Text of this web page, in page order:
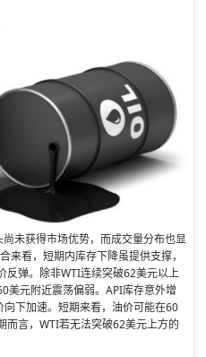
未获得市场优势，而成交量分布也显
来看，短期内库存下降虽提供支撑，
反弹。除非WTI连续突破62美元以上
美元附近震荡偏弱。API库存意外增
下加速。短期来看，油价可能在60
而言，WTI若无法突破62美元上方的